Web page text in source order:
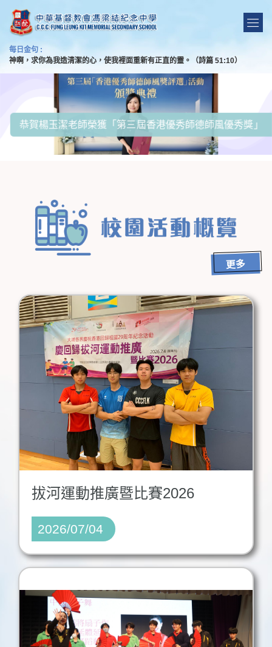
每日金句 :
神啊，求你為我造清潔的心，使我裡面重新有正直的靈。（詩篇 51:10）
Loading...
恭賀楊玉潔老師榮獲「第三屆香港優秀師德師風優秀獎」
更多
拔河運動推廣暨比賽2026
2026/07/04